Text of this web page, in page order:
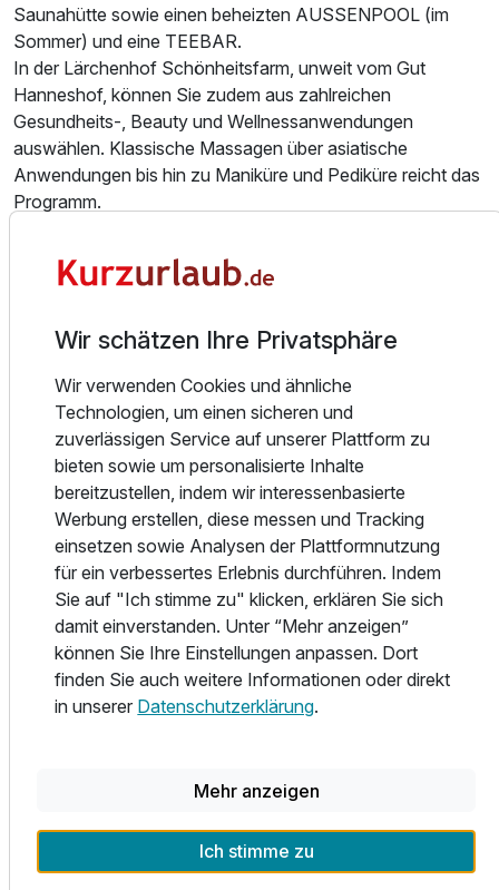
Saunahütte sowie einen beheizten AUSSENPOOL (im
Sommer) und eine TEEBAR.
In der Lärchenhof Schönheitsfarm, unweit vom Gut
Hanneshof, können Sie zudem aus zahlreichen
Gesundheits-, Beauty und Wellnessanwendungen
auswählen. Klassische Massagen über asiatische
Anwendungen bis hin zu Maniküre und Pediküre reicht das
Programm.
WINTERURLAUB
- LANGLAUF vor der Haustüre:
Frühstück, auf die Terrasse zu gehen und direkt in die
Langlaufloipe zu starten? Im Gut Hanneshof ist genau dies
möglich, denn die herrliche Aachenloipe beginnt direkt vor
unserer Haustüre. Von hier aus haben Sie Anschluss an
über 200 km präparierte Loipen für Klassiker und Skater.
- SKIFAHREN:
Das Gut Hanneshof, im Zentrum zahlreicher Skigebiete, ist
der optimale Ausgangspunkt für Ihren Skiurlaub. Der neue
Lift „Lärchenhof“ ist zu Fuß erreichbar und vor allem für
Einsteiger und Familien bestens geeignet.
Die bekannten Skigebiete St. Johann in Tirol, Waidring
Steinplatte, und Kirchdorf in Tirol sind bequem mit dem
Skibus erreichbar. Die Skigroßräume Kitzbühel, Skicircus
Saalbach Hinterglemm Leogang Fieberbrunn und die
Skiwelt Wilder Kaiser sind ebenfalls nur wenige Kilometer
Unzählige Spazier- und Wanderwege, Pfade und
Klettersteige führen Sie in die herrliche Bergwelt rund um
Wir schätzen Ihre Privatsphäre
Wir verwenden Cookies und ähnliche
Technologien, um einen sicheren und
zuverlässigen Service auf unserer Plattform zu
bieten sowie um personalisierte Inhalte
bereitzustellen, indem wir interessenbasierte
Werbung erstellen, diese messen und Tracking
einsetzen sowie Analysen der Plattformnutzung
für ein verbessertes Erlebnis durchführen. Indem
Sie auf "Ich stimme zu" klicken, erklären Sie sich
damit einverstanden. Unter “Mehr anzeigen”
können Sie Ihre Einstellungen anpassen. Dort
finden Sie auch weitere Informationen oder direkt
in unserer Datenschutzerklärung.
Mehr anzeigen
Ich stimme zu